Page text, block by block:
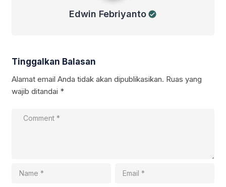
Edwin Febriyanto
Tinggalkan Balasan
Alamat email Anda tidak akan dipublikasikan. Ruas yang
wajib ditandai *